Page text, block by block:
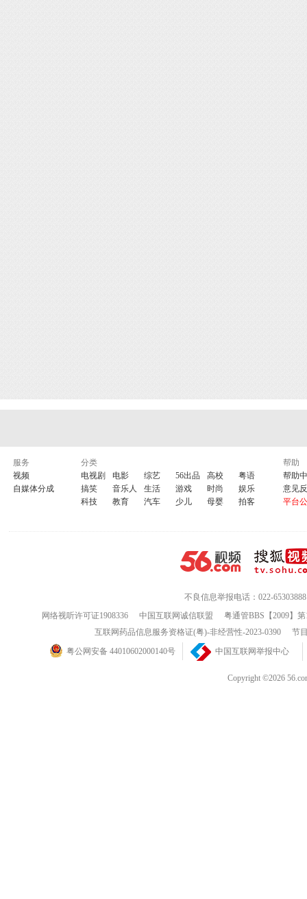
服务
视频
自媒体分成
分类
电视剧
电影 综艺 56出品 高校
粤语
搞笑
音乐人 生活 游戏 时尚
娱乐
科技
教育 汽车 少儿 母婴 拍客
帮助
帮助
意见
平台
不良信息举报电话：022-65303888
网络视听许可证1908336
中国互联网诚信联盟
粤通管BBS【2009】
互联网药品信息服务资格证(粤)-非经营性-2023-0390
节
粤公网安备 44010602000140号
中国互联网举报中心
Copyright ©2026